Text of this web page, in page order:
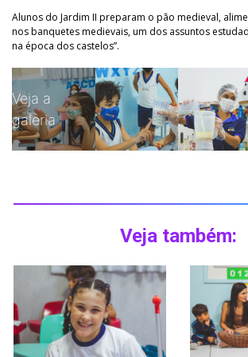
Alunos do Jardim II preparam o pão medieval,
nos banquetes medievais, um dos assuntos
na época dos castelos”.
Veja a
galeria
Veja também: